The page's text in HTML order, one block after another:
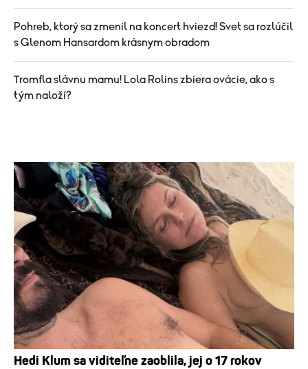
Pohreb, ktorý sa zmenil na koncert hviezd! Svet sa rozlúčil
s Glenom Hansardom krásnym obradom
Tromfla slávnu mamu! Lola Rolins zbiera ovácie, ako s
tým naloží?
Hedi Klum sa viditeľne zaoblila, jej o 17 rokov